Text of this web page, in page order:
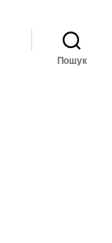
Пошук